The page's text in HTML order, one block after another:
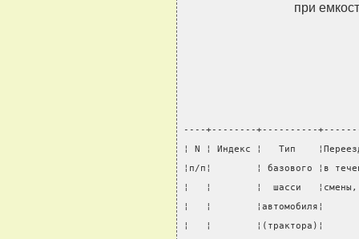
при
----+--------+----------
¦ N ¦ Индекс ¦   Тип
¦п/п¦        ¦ базового ¦в
¦   ¦        ¦  шасси   ¦смены,
¦   ¦        ¦автомобиля¦
¦   ¦        ¦(трактора)¦